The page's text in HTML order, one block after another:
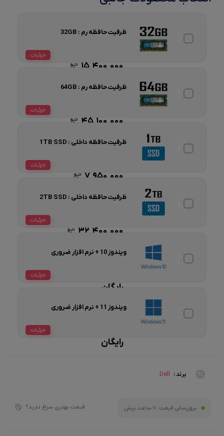
ظرفیت حافظه رم : 32GB
15,400,000
جزئیات
ظرفیت حافظه رم : 64GB
45,100,000
جزئیات
ظرفیت حافظه داخلی : 1TB SSD
7,950,000
جزئیات
ظرفیت حافظه داخلی : 2TB SSD
32,400,000
جزئیات
ویندوز 10 + نرم افزار ضروری
رایگان
جزئیات
ویندوز 11 + نرم افزار ضروری
رایگان
جزئیات
برند : Dell
بروزرسانی قیمت: 11 ساعت پیش قیمت بهتری سراغ دارید؟